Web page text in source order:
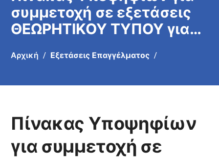
συμμετοχή σε εξετάσεις
ΘΕΩΡΗΤΙΚΟΥ ΤΥΠΟΥ για
επαγγελματικής άδειας
ΠΕΜΠΤΗ 30/7/2026 ΩΡΑ
ΠΡΟΣΕΛΕΥΣΗΣ 14:00 ΩΡΑ
ΕΞΕΤΑΣΗΣ 16.00
Αρχική Εξετάσεις Επαγγέλματος
Πίνακας Υποψηφίων
για συμμετοχή σε